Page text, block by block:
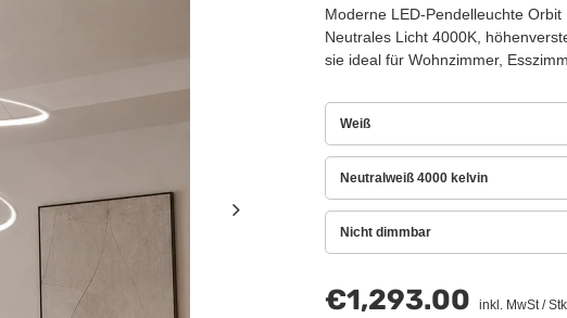
Moderne LED-Pendelleuchte
Neutrales Licht 4000K,
sie ideal für Wohnzimmer,
Weiß
Neutralweiß 4000 kelvin
Nicht dimmbar
€1,293.00 inkl. MwSt/